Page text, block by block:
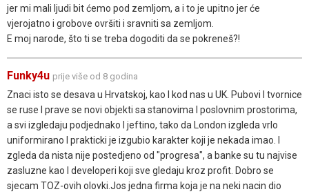
jer mi mali ljudi bit ćemo pod zemljom, a i to je upitno jer će
vjerojatno i grobove ovršiti i sravniti sa zemljom.
E moj narode, što ti se treba dogoditi da se pokreneš?!
Funky4u prije više od 8 godina
Znaci isto se desava u Hrvatskoj, kao I kod nas u UK. Pubovi I tvornice
se ruse I prave se novi objekti sa stanovima I poslovnim prostorima,
a svi izgledaju podjednako I jeftino, tako da London izgleda vrlo
uniformirano I prakticki je izgubio karakter koji je nekada imao. I
zgleda da nista nije postedjeno od "progresa", a banke su tu najvise
zasluzne kao I developeri koji sve gledaju kroz profit. Dobro se
sjecam TOZ-ovih olovki.Jos jedna firma koja je na neki nacin dio